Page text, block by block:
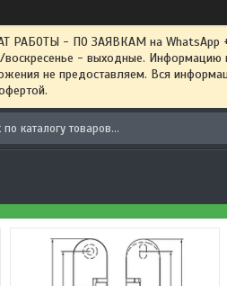
- ПО ЗАЯВКАМ на WhatsApp
- выходные. Информацию
не предоставляем. Вся